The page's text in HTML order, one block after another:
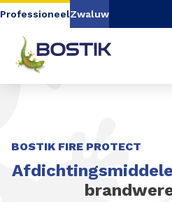
Go to content Go to
ProfessioneelZwaluw
BOSTIK FIRE PROTECT